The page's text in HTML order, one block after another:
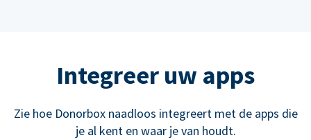
Integreer uw apps
Zie hoe Donorbox naadloos integreert met de apps die
je al kent en waar je van houdt.